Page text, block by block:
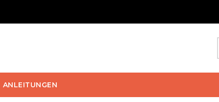
ANLEITUNGEN